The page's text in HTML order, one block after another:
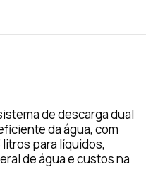
de descarga dual
da água, com
para líquidos,
de água e custos na